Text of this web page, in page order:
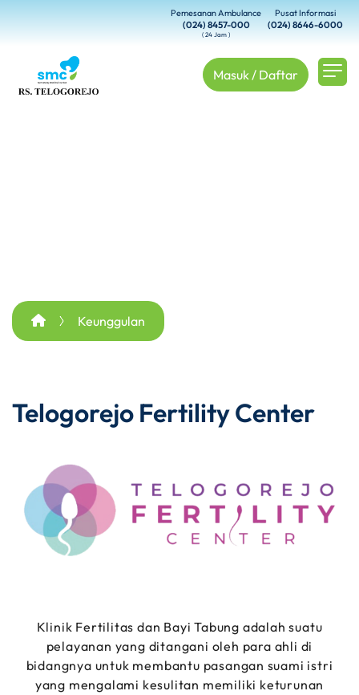
Pemesanan Ambulance
(024) 8457-000
( 24 Jam )
Pusat Informasi
(024) 8646-6000
Masuk / Daftar
Keunggulan
Telogorejo Fertility Center
Klinik Fertilitas dan Bayi Tabung adalah suatu
pelayanan yang ditangani oleh para ahli di
bidangnya untuk membantu pasangan suami istri
yang mengalami kesulitan memiliki keturunan